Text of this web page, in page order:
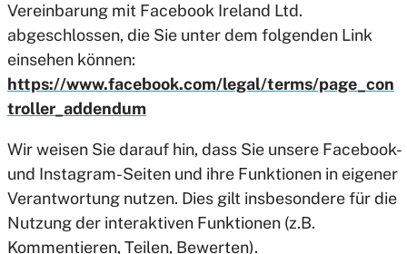
Vereinbarung mit Facebook Ireland Ltd.
abgeschlossen, die Sie unter dem folgenden Link
einsehen können:
https://www.facebook.com/legal/terms/page_con
troller_addendum
Wir weisen Sie darauf hin, dass Sie unsere Facebook-
und Instagram-Seiten und ihre Funktionen in eigener
Verantwortung nutzen. Dies gilt insbesondere für die
Nutzung der interaktiven Funktionen (z.B.
Kommentieren, Teilen, Bewerten).